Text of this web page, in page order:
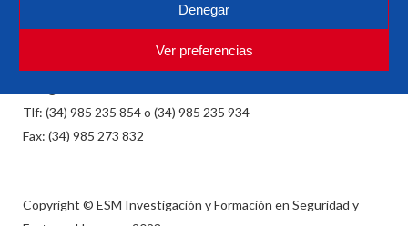
Denegar
Ver preferencias
Tlf: (34) 985 235 854 o (34) 985 235 934
Fax: (34) 985 273 832
Copyright © ESM Investigación y Formación en Seguridad y